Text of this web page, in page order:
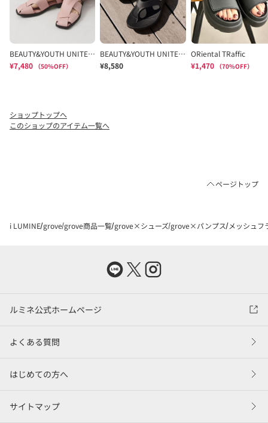
ショップトップへ
このショップのアイテム一覧へ
ページトップ
i LUMINE grove grove商品一覧 grove×シューズ grove×パンプス メッシュフ
ルミネ公式ホームページ
よくある質問
はじめての方へ
サイトマップ